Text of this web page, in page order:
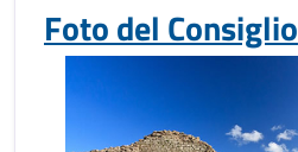
Foto del Consiglio